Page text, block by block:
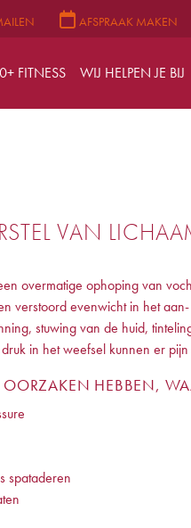
AFSPRAAK MAKEN
FITNESS WIJ HELPEN JE BIJ
VAN
overmatige ophoping van
verstoord evenwicht in het
stuwing van de huid,
in het weefsel kunnen er
HEBBEN,
spataderen